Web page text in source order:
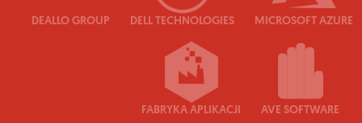
DEALLO GROUP DELL TECHNOLOGIES MICROSOFT AZURE
FABRYKA APLIKACJI AVE SOFTWARE